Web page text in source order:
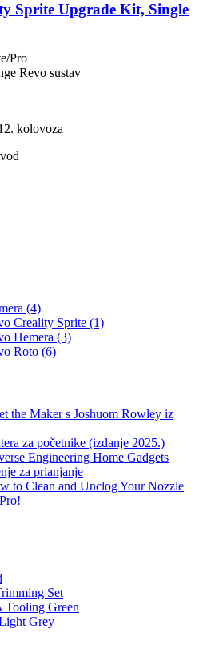
Sprite Upgrade Kit, Single
Pro
Revo sustav
kolovoza
(4)
Creality Sprite (1)
Hemera (3)
Roto (6)
the Maker s Joshuom Rowley iz
za početnike (izdanje 2025.)
Engineering Home Gadgets
za prianjanje
to Clean and Unclog Your Nozzle
Set
Tooling Green
Grey